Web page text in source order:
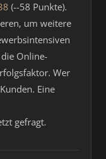
(--58 Punkte).
um weitere
Online-
Wer
Eine
gefragt.